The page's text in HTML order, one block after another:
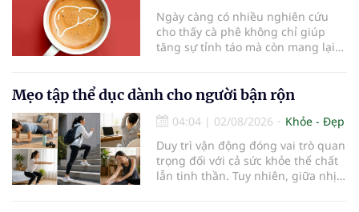
Ngày càng có nhiều nghiên cứu
cho thấy cà phê không chỉ giúp
tăng sự tỉnh táo mà còn mang lại
đóng vai trò lọc độc tố, chuyển hóa
thuốc và dự trữ nhiều vitamin,
khoáng chất thiết yếu nhưng cũng
rất dễ bị tổn thương…
Mẹo tập thể dục dành cho người bận rộn
04:04 | 02/08/2026
Khỏe - Đẹp
Duy trì vận động đóng vai trò quan
trọng đối với cả sức khỏe thể chất
lẫn tinh thần. Tuy nhiên, giữa nhịp